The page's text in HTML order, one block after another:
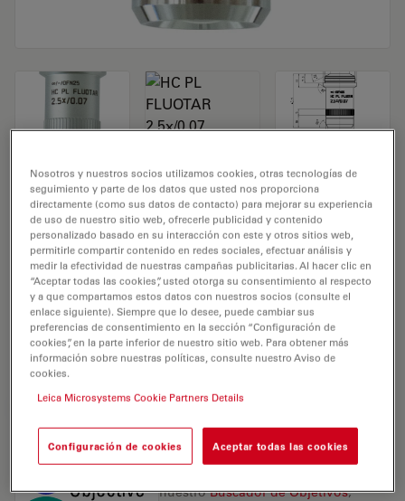
Objetivo de microscopio HC PL FLUOTAR
2,5x/0,07
N.º de producto 11506523
El objetivo HC PL FLUOTAR 2,5x/0,07 tiene un aumento
de 2,5X y una apertura numérica de 0,07mm. Para uso
en medio seco y con una rosca de objetivo de M25 con
una distancia de trabajo libre de 0,3 mm y un FN de 20.
REQUEST FOR QUOTE
nuestroBuscador de Objetivos,
Nosotros y nuestros socios utilizamos cookies, otras tecnologías de
seguimiento y parte de los datos que usted nos proporciona
directamente (como sus datos de contacto) para mejorar su experiencia
de uso de nuestro sitio web, ofrecerle publicidad y contenido
personalizado basado en su interacción con este y otros sitios web,
permitirle compartir contenido en redes sociales, efectuar análisis y
medir la efectividad de nuestras campañas publicitarias. Al hacer clic en
“Aceptar todas las cookies”, usted otorga su consentimiento al respecto
y a que compartamos estos datos con nuestros socios (consulte el
enlace siguiente). Siempre que lo desee, puede cambiar sus
preferencias de consentimiento en la sección “Configuración de
cookies”, en la parte inferior de nuestro sitio web. Para obtener más
información sobre nuestras políticas, consulte nuestro Aviso de
cookies.
Leica Microsystems Cookie Partners Details
Configuración de cookies Aceptar todas las cookies